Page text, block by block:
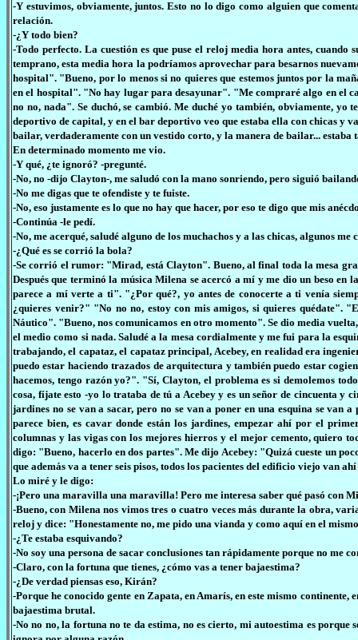
-Y estuvimos, obviamente, juntos. Esto no lo digo como alguien que
relación.
-¿Y todo bien?
-Todo perfecto. La cuestión es que puse el reloj media hora antes,
temprano, esta media hora la podríamos aprovechar para besarnos
hospital". "Bueno, por lo menos si no quieres que estemos juntos por la
en el hospital". "No hay lugar para desayunar". "Me compraré algo en el
no no, nada". Se duchó, se cambió. Me duché yo también, obviamente,
deportivo de capital, y en el bar deportivo veo que estaba ella con chicas y
bailar, verdaderamente con un vestido corto, y la manera de bailar... estaba
En determinado momento me vio.
-Y qué, ¿te ignoró? -pregunté.
-No, no -dijo Clayton-, me saludó con la mano sonriendo, pero siguió
-No me digas que te ofendiste y te fuiste.
-No, eso justamente es lo que no hay que hacer, por eso te digo que mis
-Continúa -le pedí.
-No, me acerqué, saludé alguno de los muchachos y a las chicas, algunos
-¿Qué es se corrió la bola?
-Se corrió el rumor: "Mirad, está Clayton". Bueno, al final toda la mesa
Después que terminó la música Milena se acercó a mí y me dio un beso
parece a mí verte a ti". "¿Por qué?, yo antes de conocerte a ti venía
¿quieres venir?" "No no no, estoy con mis amigos, si quieres quédate".
Náutico". "Bueno, nos comunicamos en otro momento". Se dio media
el medio como si nada. Saludé a la mesa cordialmente y me fui para la
trabajando, el capataz, el capataz principal, Acebey, en realidad era
puedo estar haciendo trazados de arquitectura y también puedo estar
hacemos, tengo razón yo?". "Sí, Clayton, el problema es si demolemos
cosa, fíjate esto -yo lo trataba de tú a Acebey y es un señor de cincuenta y
jardines no se van a sacar, pero no se van a poner en una esquina se van
parece bien, es cavar donde están los jardines, empezar ahí por el
columnas y las vigas con los mejores hierros y el mejor cemento, quiero
digo: "Bueno, hacerlo en dos partes". Me dijo Acebey: "Quizá cueste un
que además va a tener seis pisos, todos los pacientes del edificio viejo van
Lo miré y le digo:
-¡Pero una maravilla una maravilla! Pero me interesa saber qué pasó con
-Bueno, con Milena nos vimos tres o cuatro veces más durante la obra,
reloj y dice: "Honestamente no, me pido una vianda y como aquí en el
-¿Te estaba esquivando?
-No soy una persona de sacar conclusiones tan rápidamente porque no me
-Claro, con la fortuna que tienes, ¿cómo vas a tener bajaestima?
-¿De verdad piensas eso, Kirán?
-Porque he conocido gente en Zapata, en Amarís, en este mismo
bajaestima brutal.
-No no no, la fortuna no te da estima, no es cierto, mi autoestima es